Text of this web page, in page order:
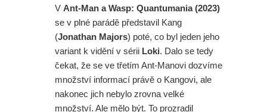
V Ant-Man a Wasp: Quantumania (2023)
se v plné parádě představil Kang
(Jonathan Majors) poté, co byl jeden jeho
variant k vidění v sérii Loki. Dalo se tedy
čekat, že se ve třetím Ant-Manovi dozvíme
množství informací právě o Kangovi, ale
nakonec jich nebylo zrovna velké
množství. Ale mělo být. To prozradil